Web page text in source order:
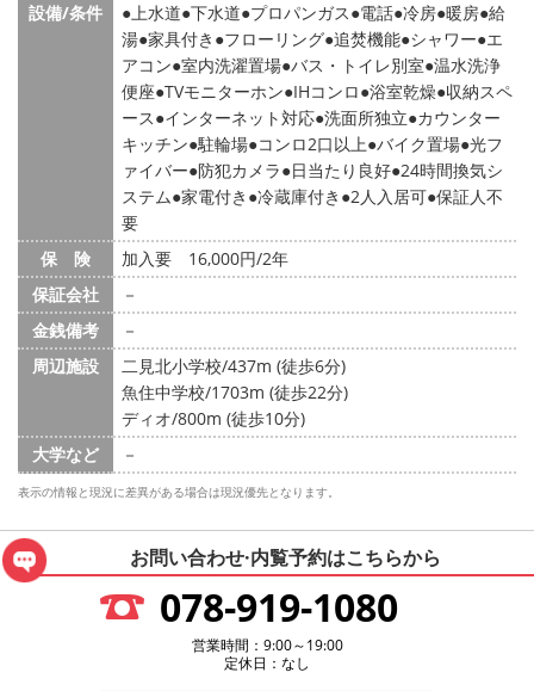
設備/条件
上水道 下水道 プロパンガス 電話 冷房 暖房 給
湯 家具付き フローリング 追焚機能 シャワー エ
アコン 室内洗濯置場 バス・トイレ別室 温水洗浄
便座 TVモニターホン IHコンロ 浴室乾燥 収納スペ
ース インターネット対応 洗面所独立 カウンター
キッチン 駐輪場 コンロ2口以上 バイク置場 光フ
ァイバー 防犯カメラ 日当たり良好 24時間換気シ
ステム 家電付き 冷蔵庫付き 2人入居可 保証人不
要
保 険
加入要 16,000円/2年
保証会社
－
金銭備考
－
周辺施設
二見北小学校/437m (徒歩6分)
魚住中学校/1703m (徒歩22分)
ディオ/800m (徒歩10分)
大学など
－
表示の情報と現況に差異がある場合は現況優先となります。
お問い合わせ·内覧予約はこちらから
078-919-1080
営業時間：9:00～19:00
定休日：なし